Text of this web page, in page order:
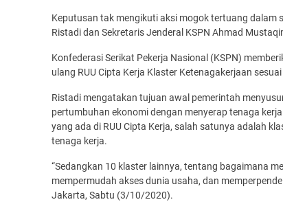
Keputusan tak mengikuti aksi mogok tertuang dalam
Ristadi dan Sekretaris Jenderal KSPN Ahmad
Konfederasi Serikat Pekerja Nasional (KSPN)
ulang RUU Cipta Kerja Klaster Ketenagakerjaan
Ristadi mengatakan tujuan awal pemerintah
pertumbuhan ekonomi dengan menyerap tenaga
yang ada di RUU Cipta Kerja, salah satunya adalah
tenaga kerja.
“Sedangkan 10 klaster lainnya, tentang bagaimana
mempermudah akses dunia usaha, dan
Jakarta, Sabtu (3/10/2020).